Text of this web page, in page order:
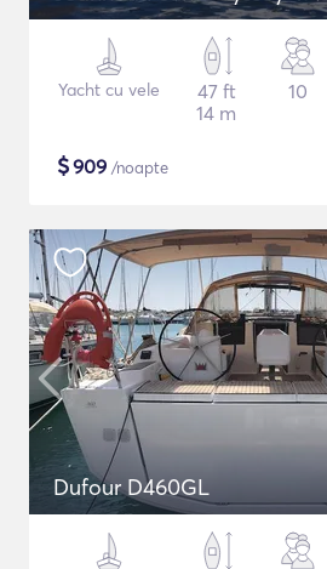
Yacht cu vele
47 ft
14 m
10
$909 /noapte
Dufour D460GL